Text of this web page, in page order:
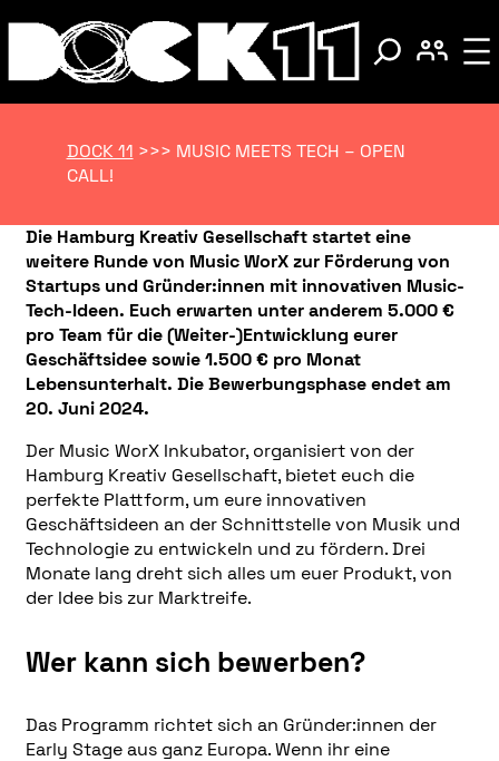
DOCK 11 >>> MUSIC MEETS TECH – OPEN
CALL!
Die Hamburg Kreativ Gesellschaft startet eine
weitere Runde von Music WorX zur Förderung von
Startups und Gründer:innen mit innovativen Music-
Tech-Ideen. Euch erwarten unter anderem 5.000 €
pro Team für die (Weiter-)Entwicklung eurer
Geschäftsidee sowie 1.500 € pro Monat
Lebensunterhalt. Die Bewerbungsphase endet am
20. Juni 2024.
Der Music WorX Inkubator, organisiert von der
Hamburg Kreativ Gesellschaft, bietet euch die
perfekte Plattform, um eure innovativen
Geschäftsideen an der Schnittstelle von Musik und
Technologie zu entwickeln und zu fördern. Drei
Monate lang dreht sich alles um euer Produkt, von
der Idee bis zur Marktreife.
Wer kann sich bewerben?
Das Programm richtet sich an Gründer:innen der
Early Stage aus ganz Europa. Wenn ihr eine